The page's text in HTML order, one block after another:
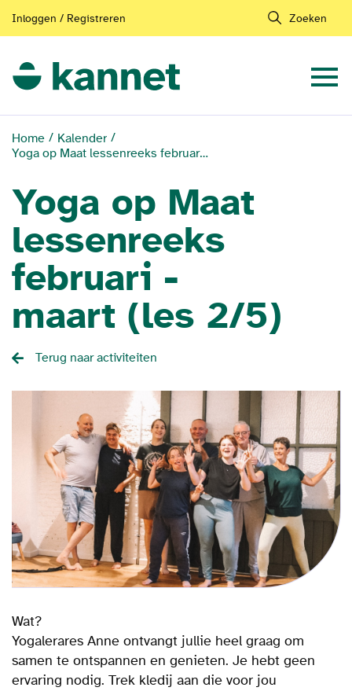
Inloggen / Registreren Zoeken
Home
Kalender
Yoga op Maat lessenreeks februari - maart (les 2/5)
Yoga op Maat
lessenreeks
februari -
maart (les 2/5)
Terug naar activiteiten
Wat?
Yogalerares Anne ontvangt jullie heel graag om
samen te ontspannen en genieten. Je hebt geen
ervaring nodig. Trek kledij aan die voor jou